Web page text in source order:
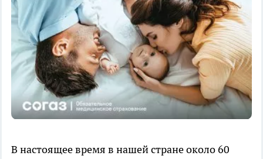
В настоящее время в нашей стране около 60